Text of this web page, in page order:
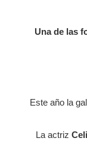
Una de las
Este año la
La actriz